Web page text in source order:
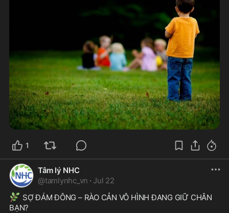
1
Tâm lý NHC
@tamlynhc_vn · Jul 22
🌿 SỢ ĐÁM ĐÔNG – RÀO CẢN VÔ HÌNH ĐANG GIỮ CHÂN
BẠN?